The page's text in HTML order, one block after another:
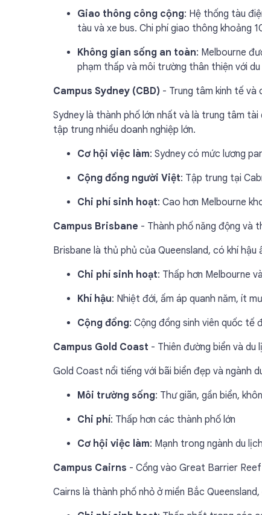
Giao thông công cộng: Hệ thống tàu
tàu và xe bus. Chi phí giao thông khoảng
Không gian sống an toàn: Melbourne
phạm thấp và môi trường thân thiện với du
Campus Sydney (CBD) - Trung tâm kinh tế và
Sydney là thành phố lớn nhất và là trung tâm tài
tập trung nhiều doanh nghiệp lớn.
Cơ hội việc làm: Sydney có mức lương
Cộng đồng người Việt: Tập trung tại
Chi phí sinh hoạt: Cao hơn Melbourne
Campus Brisbane - Thành phố năng động và
Brisbane là thủ phủ của Queensland, có khí hậu
Chi phí sinh hoạt: Thấp hơn Melbourne
Khí hậu: Nhiệt đới, ấm áp quanh năm, ít
Cộng đồng: Cộng đồng sinh viên quốc tế
Campus Gold Coast - Thiên đường biển và du
Gold Coast nổi tiếng với bãi biển đẹp và ngành
Môi trường sống: Thư giãn, gần biển,
Chi phí: Thấp hơn các thành phố lớn
Cơ hội việc làm: Mạnh trong ngành du
Campus Cairns - Cổng vào Great Barrier Reef
Cairns là thành phố nhỏ ở miền Bắc